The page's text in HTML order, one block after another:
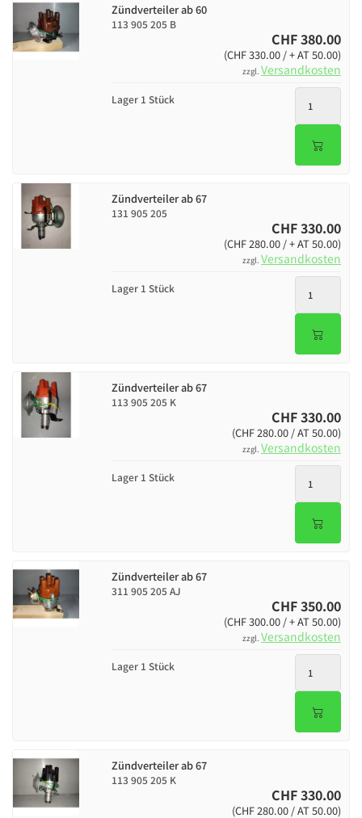
Zündverteiler ab 60
113 905 205 B
CHF 380.00
(CHF 330.00 / + AT 50.00)
zzgl. Versandkosten
Lager 1 Stück
Zündverteiler ab 67
131 905 205
CHF 330.00
(CHF 280.00 / + AT 50.00)
zzgl. Versandkosten
Lager 1 Stück
Zündverteiler ab 67
113 905 205 K
CHF 330.00
(CHF 280.00 / AT 50.00)
zzgl. Versandkosten
Lager 1 Stück
Zündverteiler ab 67
311 905 205 AJ
CHF 350.00
(CHF 300.00 / + AT 50.00)
zzgl. Versandkosten
Lager 1 Stück
Zündverteiler ab 67
113 905 205 K
CHF 330.00
(CHF 280.00 / AT 50.00)